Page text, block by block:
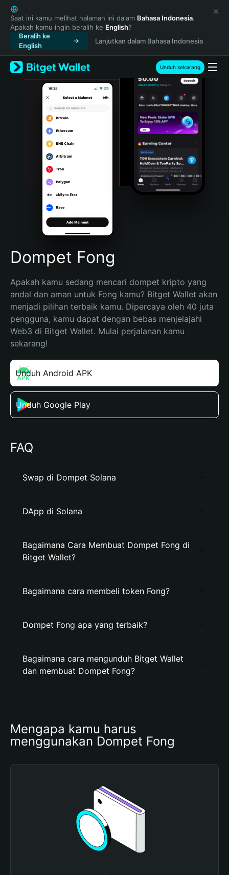
English
日本語
Tiếng Việt
Русский
Español (Latinoamérica)
Türkçe
Italiano
Português (Portugal)
Bahasa Indonesia
Português (Brasil)
Español (Argentina)
Saat ini kamu melihat halaman ini dalam Bahasa Indonesia.
Apakah kamu ingin beralih ke English?
Beralih ke
English
Lanjutkan dalam Bahasa Indonesia
Unduh sekarang
Dompet Fong
Apakah kamu sedang mencari dompet kripto yang
andal dan aman untuk Fong kamu? Bitget Wallet akan
menjadi pilihan terbaik kamu. Dipercaya oleh 40 juta
pengguna, kamu dapat dengan bebas menjelajahi
Web3 di Bitget Wallet. Mulai perjalanan kamu
sekarang!
Unduh Android APK
Unduh Google Play
FAQ
Swap di Dompet Solana
DApp di Solana
Bagaimana Cara Membuat Dompet Fong di
Bitget Wallet?
Bagaimana cara membeli token Fong?
Dompet Fong apa yang terbaik?
Bagaimana cara mengunduh Bitget Wallet
dan membuat Dompet Fong?
Mengapa kamu harus
menggunakan Dompet Fong